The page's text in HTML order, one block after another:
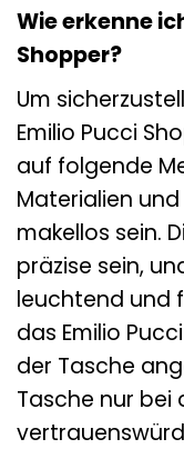
Wie erkenne
Shopper?
Um
Emilio Pucci
auf folgende
Materialien
makellos sein.
präzise sein,
leuchtend und
das Emilio
der Tasche
Tasche nur bei